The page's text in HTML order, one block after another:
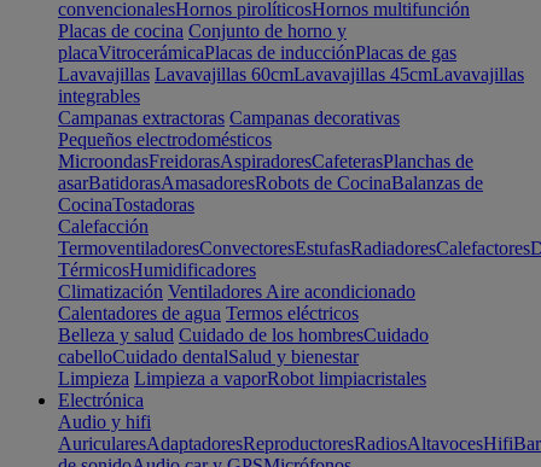
convencionalesHornos pirolíticosHornos multifunción
Placas de cocina Conjunto de horno y
placaVitrocerámicaPlacas de inducciónPlacas de gas
Lavavajillas Lavavajillas 60cmLavavajillas 45cmLavavajillas
integrables
Campanas extractoras Campanas decorativas
Pequeños electrodomésticos
MicroondasFreidorasAspiradoresCafeterasPlanchas de
asarBatidorasAmasadoresRobots de CocinaBalanzas de
CocinaTostadoras
Calefacción
TermoventiladoresConvectoresEstufasRadiadoresCalefactores
TérmicosHumidificadores
Climatización Ventiladores Aire acondicionado
Calentadores de agua Termos eléctricos
Belleza y salud Cuidado de los hombresCuidado
cabelloCuidado dentalSalud y bienestar
Limpieza Limpieza a vaporRobot limpiacristales
Electrónica
Audio y hifi
AuricularesAdaptadoresReproductoresRadiosAltavocesHifi